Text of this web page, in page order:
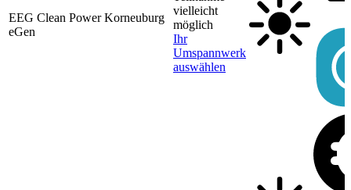
EEG Clean Power Korneuburg
eGen
vielleicht
möglich
Ihr
Umspannwerk
auswählen